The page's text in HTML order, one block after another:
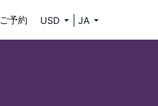
ご予約 USD JA